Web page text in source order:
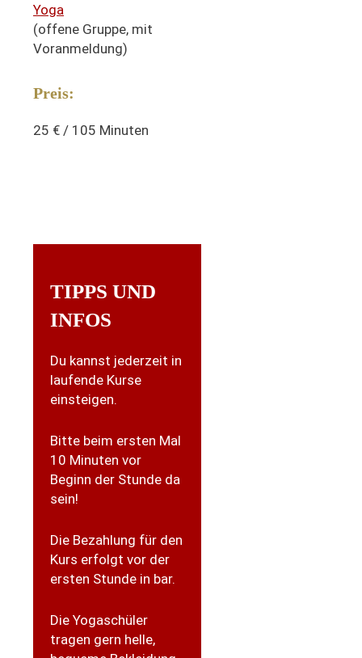
Yoga
(offene Gruppe, mit
Voranmeldung)
Preis:
25 € / 105 Minuten
TIPPS UND
INFOS
Du kannst jederzeit in
laufende Kurse
einsteigen.
Bitte beim ersten Mal
10 Minuten vor
Beginn der Stunde da
sein!
Die Bezahlung für den
Kurs erfolgt vor der
ersten Stunde in bar.
Die Yogaschüler
tragen gern helle,